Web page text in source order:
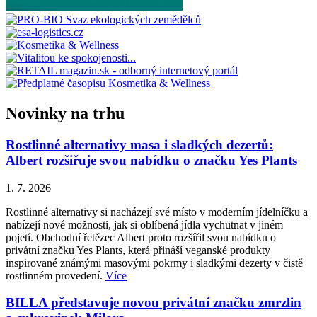
Novinky na trhu
Rostlinné alternativy masa i sladkých dezertů:
Albert rozšiřuje svou nabídku o značku Yes Plants
1. 7. 2026
Rostlinné alternativy si nacházejí své místo v moderním jídelníčku a
nabízejí nové možnosti, jak si oblíbená jídla vychutnat v jiném
pojetí. Obchodní řetězec Albert proto rozšířil svou nabídku o
privátní značku Yes Plants, která přináší veganské produkty
inspirované známými masovými pokrmy i sladkými dezerty v čistě
rostlinném provedení. Více
BILLA představuje novou privátní značku zmrzlin